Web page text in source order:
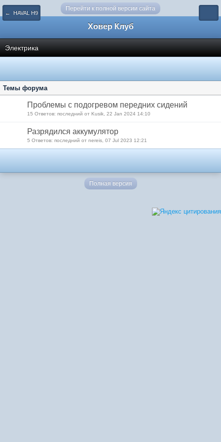
Перейти к полной версии сайта
← HAVAL H9
Ховер Клуб
Электрика
Темы форума
Проблемы с подогревом передних сидений
15 Ответов: последний от Kusik, 22 Jan 2024 14:10
Разрядился аккумулятор
5 Ответов: последний от nereis, 07 Jul 2023 12:21
Полная версия